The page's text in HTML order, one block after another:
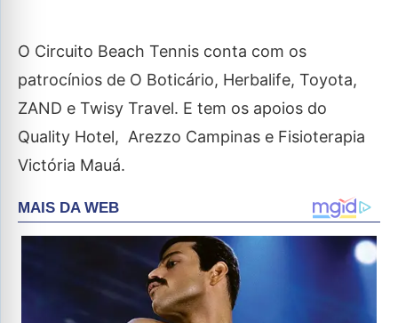
O Circuito Beach Tennis conta com os
patrocínios de O Boticário, Herbalife, Toyota,
ZAND e Twisy Travel. E tem os apoios do
Quality Hotel, Arezzo Campinas e Fisioterapia
Victória Mauá.